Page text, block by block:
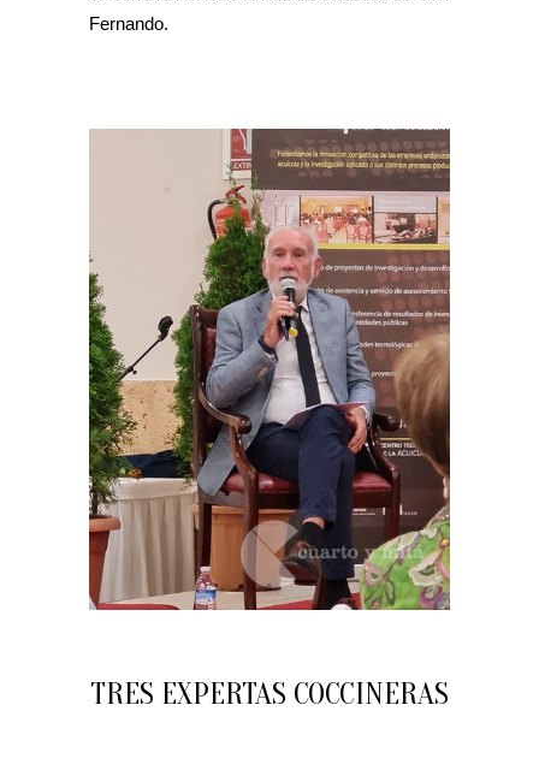
Fernando.
TRES EXPERTAS COCCINERAS